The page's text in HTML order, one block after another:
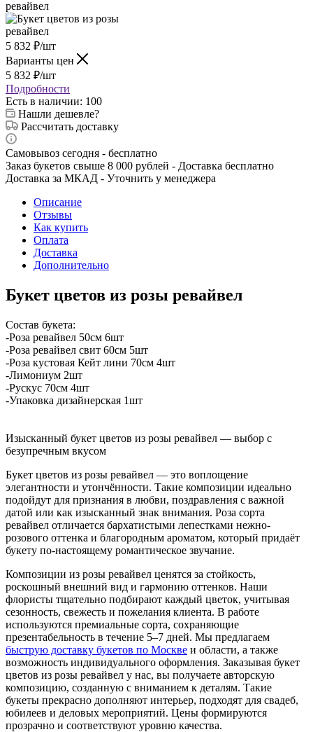
5 832 ₽/шт
Варианты цен
5 832 ₽/шт
Подробности
Есть в наличии: 100
Нашли дешевле?
Рассчитать доставку
Самовывоз сегодня - бесплатно
Заказ букетов свыше 8 000 рублей - Доставка бесплатно
Доставка за МКАД - Уточнить у менеджера
Описание
Отзывы
Как купить
Оплата
Доставка
Дополнительно
Букет цветов из розы ревайвел
Состав букета:
-Роза ревайвел 50см 6шт
-Роза ревайвел свит 60см 5шт
-Роза кустовая Кейт лини 70см 4шт
-Лимониум 2шт
-Рускус 70см 4шт
-Упаковка дизайнерская 1шт
Изысканный букет цветов из розы ревайвел — выбор с
безупречным вкусом
Букет цветов из розы ревайвел — это воплощение
элегантности и утончённости. Такие композиции идеально
подойдут для признания в любви, поздравления с важной
датой или как изысканный знак внимания. Роза сорта
ревайвел отличается бархатистыми лепестками нежно-
розового оттенка и благородным ароматом, который придаёт
букету по-настоящему романтическое звучание.
Композиции из розы ревайвел ценятся за стойкость,
роскошный внешний вид и гармонию оттенков. Наши
флористы тщательно подбирают каждый цветок, учитывая
сезонность, свежесть и пожелания клиента. В работе
используются премиальные сорта, сохраняющие
презентабельность в течение 5–7 дней. Мы предлагаем
быструю доставку букетов по Москве и области, а также
возможность индивидуального оформления. Заказывая букет
цветов из розы ревайвел у нас, вы получаете авторскую
композицию, созданную с вниманием к деталям. Такие
букеты прекрасно дополняют интерьер, подходят для свадеб,
юбилеев и деловых мероприятий. Цены формируются
прозрачно и соответствуют уровню качества.